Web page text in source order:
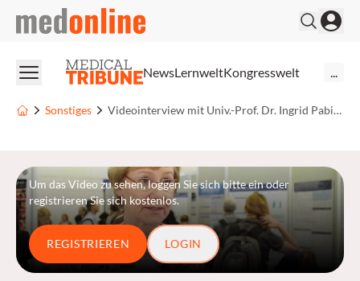
medonline
NewsLernweltKongresswelt
Sonstiges Videointerview mit Univ.-Prof. Dr. Ingrid Pabinger-Fasching
Um das Video zu sehen, loggen Sie sich bitte ein oder
registrieren Sie sich kostenlos.
REGISTRIEREN LOGIN